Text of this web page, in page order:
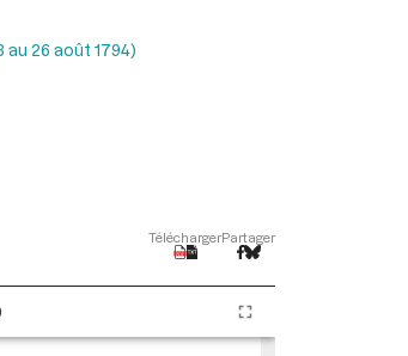
26 août 1794)
TéléchargerPartager